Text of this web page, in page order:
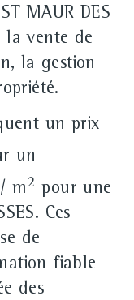
MAUR DES
la vente de
la gestion
un prix
un
m 2 pour une
Ces
de
fiable
des